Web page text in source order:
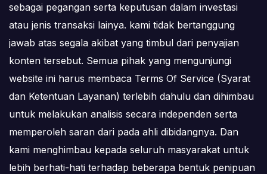
sebagai pegangan serta keputusan dalam investasi
atau jenis transaksi lainya. kami tidak bertanggung
jawab atas segala akibat yang timbul dari penyajian
konten tersebut. Semua pihak yang mengunjungi
website ini harus membaca Terms Of Service (Syarat
dan Ketentuan Layanan) terlebih dahulu dan dihimbau
untuk melakukan analisis secara independen serta
memperoleh saran dari pada ahli dibidangnya. Dan
kami menghimbau kepada seluruh masyarakat untuk
lebih berhati-hati terhadap beberapa bentuk penipuan